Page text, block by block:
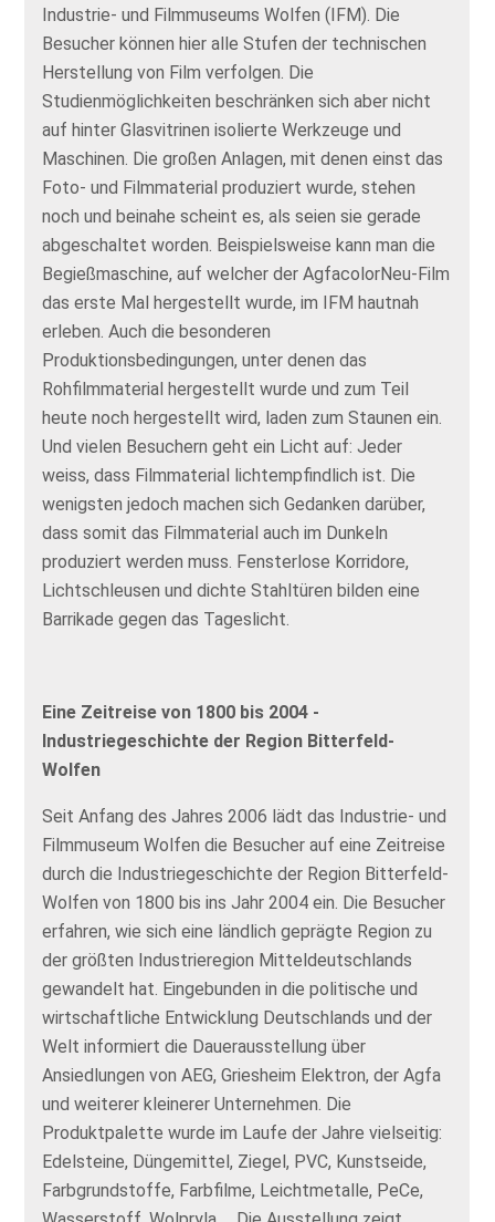
Industrie- und Filmmuseums Wolfen (IFM). Die
Besucher können hier alle Stufen der technischen
Herstellung von Film verfolgen. Die
Studienmöglichkeiten beschränken sich aber nicht
auf hinter Glasvitrinen isolierte Werkzeuge und
Maschinen. Die großen Anlagen, mit denen einst das
Foto- und Filmmaterial produziert wurde, stehen
noch und beinahe scheint es, als seien sie gerade
abgeschaltet worden. Beispielsweise kann man die
Begießmaschine, auf welcher der AgfacolorNeu-Film
das erste Mal hergestellt wurde, im IFM hautnah
erleben. Auch die besonderen
Produktionsbedingungen, unter denen das
Rohfilmmaterial hergestellt wurde und zum Teil
heute noch hergestellt wird, laden zum Staunen ein.
Und vielen Besuchern geht ein Licht auf: Jeder
weiss, dass Filmmaterial lichtempfindlich ist. Die
wenigsten jedoch machen sich Gedanken darüber,
dass somit das Filmmaterial auch im Dunkeln
produziert werden muss. Fensterlose Korridore,
Lichtschleusen und dichte Stahltüren bilden eine
Barrikade gegen das Tageslicht.
Eine Zeitreise von 1800 bis 2004 -
Industriegeschichte der Region Bitterfeld-
Wolfen
Seit Anfang des Jahres 2006 lädt das Industrie- und
Filmmuseum Wolfen die Besucher auf eine Zeitreise
durch die Industriegeschichte der Region Bitterfeld-
Wolfen von 1800 bis ins Jahr 2004 ein. Die Besucher
erfahren, wie sich eine ländlich geprägte Region zu
der größten Industrieregion Mitteldeutschlands
gewandelt hat. Eingebunden in die politische und
wirtschaftliche Entwicklung Deutschlands und der
Welt informiert die Dauerausstellung über
Ansiedlungen von AEG, Griesheim Elektron, der Agfa
und weiterer kleinerer Unternehmen. Die
Produktpalette wurde im Laufe der Jahre vielseitig:
Edelsteine, Düngemittel, Ziegel, PVC, Kunstseide,
Farbgrundstoffe, Farbfilme, Leichtmetalle, PeCe,